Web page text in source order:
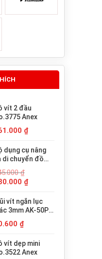
vít 2 đầu
Anex
₫
dụng cụ nâng
di chuyển đồ
PICUS LP-
₫
₫.
₫Giá
tại
là:
vít ngắn lục
3mm AK-50P-
₫
vít dẹp mini
Anex